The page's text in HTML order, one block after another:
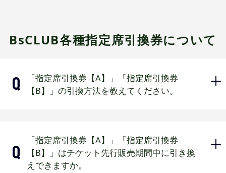
公式オンラインショップで2026Buffal
oesハイクオリティユニフォーム（サー
きます。（ホーム・ビジター・イベン
トユニフォームは対象外です。）
ホームページでお知らせいたします。
状況により、選手やサイズによって品切れとな
る場合がございますのでご了承ください。
BsCLUB各種指定席引換券について
「指定席引換券【A】」「指定席引換券
【B】」の引換方法を教えてください。
アプリ会員の引換方法はこちら ※2025年
度と同様の方法です。
「指定席引換券【A】」「指定席引換券
【B】」はチケット先行販売期間中に引き換
えできますか。